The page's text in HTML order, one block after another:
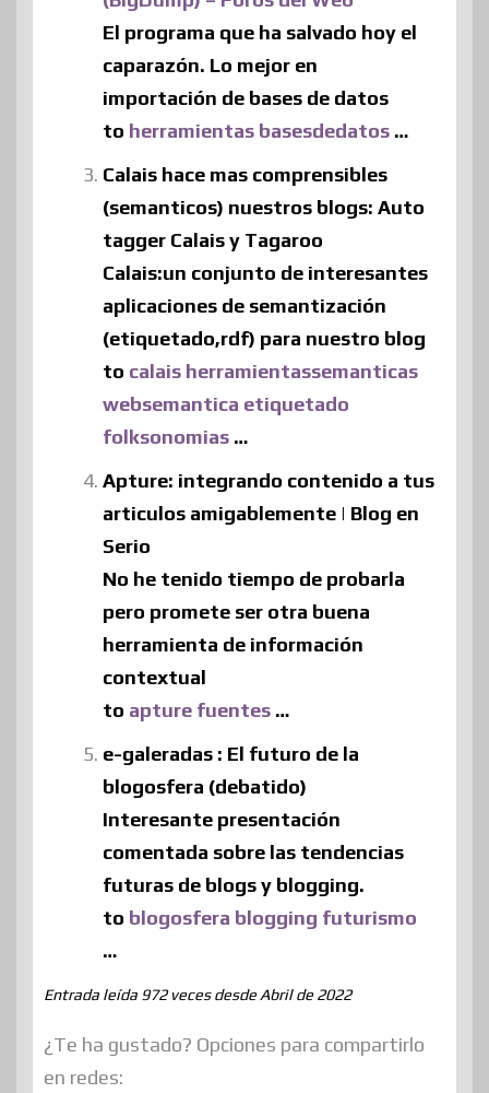
El programa que ha salvado hoy el
caparazón. Lo mejor en
importación de bases de datos
to herramientas basesdedatos …
Calais hace mas comprensibles
(semanticos) nuestros blogs: Auto
tagger Calais y Tagaroo
Calais:un conjunto de interesantes
aplicaciones de semantización
(etiquetado,rdf) para nuestro blog
to calais herramientassemanticas
websemantica etiquetado
folksonomias …
Apture: integrando contenido a tus
articulos amigablemente | Blog en
Serio
No he tenido tiempo de probarla
pero promete ser otra buena
herramienta de información
contextual
to apture fuentes …
e-galeradas : El futuro de la
blogosfera (debatido)
Interesante presentación
comentada sobre las tendencias
futuras de blogs y blogging.
to blogosfera blogging futurismo
…
Entrada leída 972 veces desde Abril de 2022
¿Te ha gustado? Opciones para compartirlo
en redes: